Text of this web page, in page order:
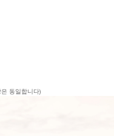
동일합니다)